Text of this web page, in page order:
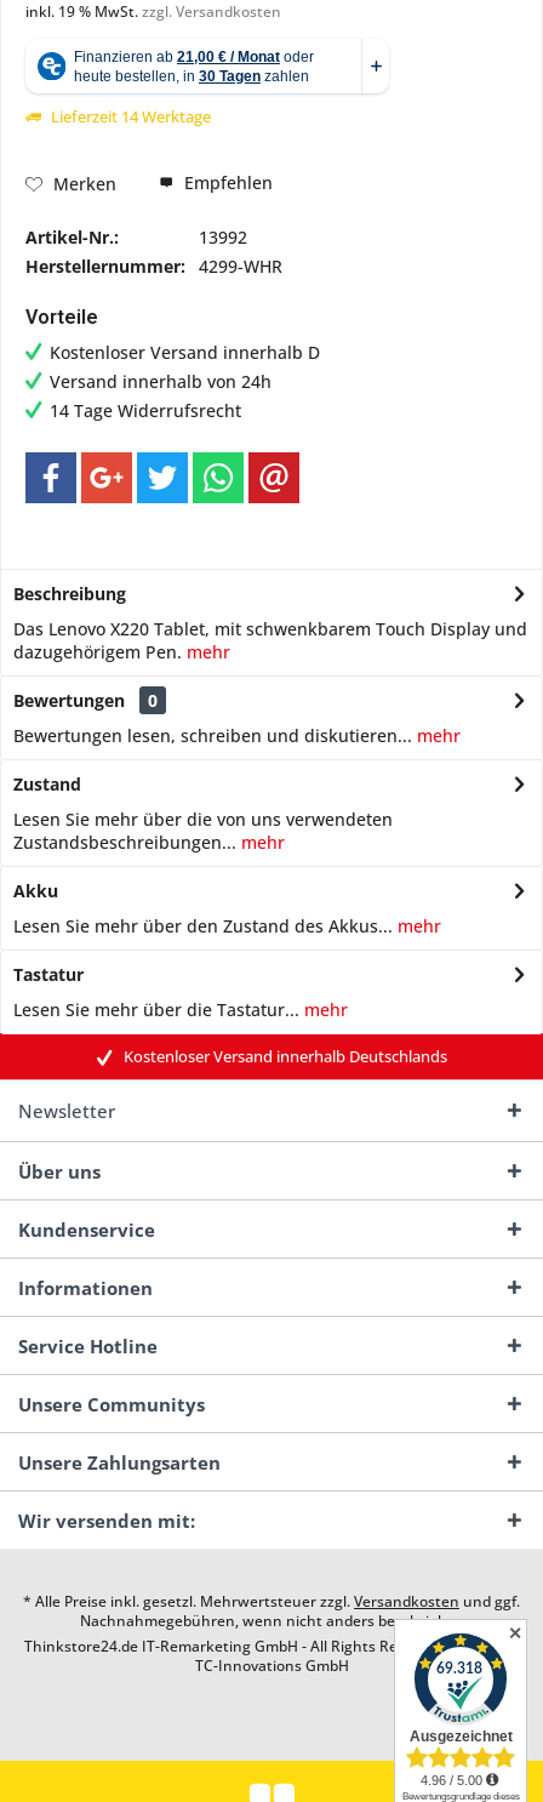
inkl. 19 % MwSt.zzgl. Versandkosten
Lieferzeit 14 Werktage
Merken Empfehlen
Artikel-Nr.:
13992
Herstellernummer: 4299-WHR
Vorteile
Kostenloser Versand innerhalb D
Versand innerhalb von 24h
14 Tage Widerrufsrecht
Beschreibung
Das Lenovo X220 Tablet, mit schwenkbarem Touch Display und
dazugehörigem Pen. mehr
Bewertungen
0
Bewertungen lesen, schreiben und diskutieren... mehr
Zustand
Lesen Sie mehr über die von uns verwendeten
Zustandsbeschreibungen... mehr
Akku
Lesen Sie mehr über den Zustand des Akkus... mehr
Tastatur
Lesen Sie mehr über die Tastatur... mehr
Kostenloser Versand innerhalb Deutschlands
Newsletter
Über uns
Kundenservice
Informationen
Service Hotline
Unsere Communitys
Unsere Zahlungsarten
Wir versenden mit:
* Alle Preise inkl. gesetzl. Mehrwertsteuer zzgl.Versandkosten und ggf.
Nachnahmegebühren, wenn nicht anders beschrieben
Thinkstore24.de IT-Remarketing GmbH - All Rights Reserved. Design by
TC-Innovations GmbH
✕